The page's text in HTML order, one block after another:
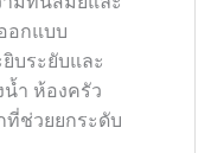
อกแบบ
บระยับและ
ำ ห้องครัว
ที่ช่วยยกระดับ